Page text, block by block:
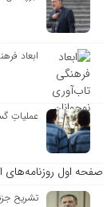
ابعاد
عملیاتِ
صفحه اول روزنامه‌های
تشریح